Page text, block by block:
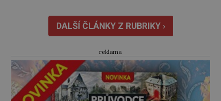
ducha zdědí bratři Kleinové po otci
Johannovi (1756–1835), který má malý statek
na Jesenicku […]
DALŠÍ ČLÁNKY Z RUBRIKY ›
reklama